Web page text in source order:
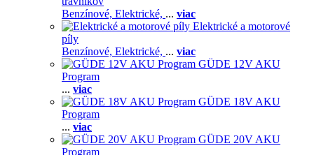
Benzínové, Elektrické, ... viac
Elektrické a motorové
píly
Benzínové, Elektrické, ... viac
GÜDE 12V AKU
Program
... viac
GÜDE 18V AKU
Program
... viac
GÜDE 20V AKU
Program